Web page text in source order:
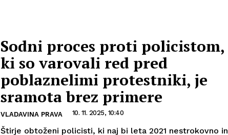
Sodni proces proti policistom,
ki so varovali red pred
poblaznelimi protestniki, je
sramota brez primere
VLADAVINA PRAVA 10. 11. 2025, 10:40
Štirje obtoženi policisti, ki naj bi leta 2021 nestrokovno in